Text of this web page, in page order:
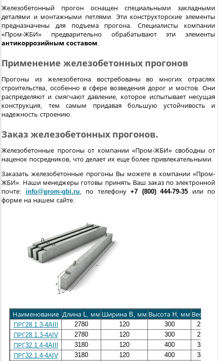
Железобетонный прогон оснащен специальными закладными
деталями и монтажными петлями. Эти конструкторские элементы
предназначены для подъема прогона. Специалисты компании
«Пром-ЖБИ» предварительно обрабатывают эти элементы
антикоррозийным составом.
Применение железобетонных прогонов
Прогоны из железобетона востребованы во многих отраслях
строительства, особенно в сфере возведения дорог и мостов. Они
распределяют и смягчают давление, которое испытывает несущая
конструкция, тем самым придавая большую устойчивость и
надежность строению.
Заказ железобетонных прогонов.
Железобетонные прогоны от компании «Пром-ЖБИ» свободны от
наценок посредников, что делает их еще более привлекательными.
Заказать железобетонные прогоны Вы можете в компании «Пром-
ЖБИ». Наши менеджеры готовы принять Ваш заказ по электронной
почте: info@prom-gbi.ru, по телефону +7 (800) 444-79-35 или по
форме на нашем сайте.
Наименование Длина L, мм Ширина B, мм Высота H, мм Вес, кг
ПРГ28.1.3-4AIII
2780 120 300
250
ПРГ28.1.3-4АIV
2780 120 300
250
ПРГ32.1.4-4AIII
3180 120 400
380
ПРГ32.1.4-4АIV
3180 120 400
380